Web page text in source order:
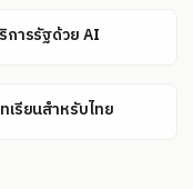
การรัฐด้วย AI
เรียนสำหรับไทย